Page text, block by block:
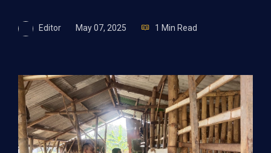
Editor May 07, 2025 1 Min Read